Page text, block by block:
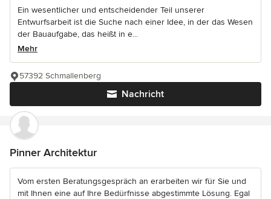
Ein wesentlicher und entscheidender Teil unserer
Entwurfsarbeit ist die Suche nach einer Idee, in der das Wesen
der Bauaufgabe, das heißt in e...
Mehr
Nachricht
57392 Schmallenberg
Pinner Architektur
Vom ersten Beratungsgespräch an erarbeiten wir für Sie und
mit Ihnen eine auf Ihre Bedürfnisse abgestimmte Lösung. Egal